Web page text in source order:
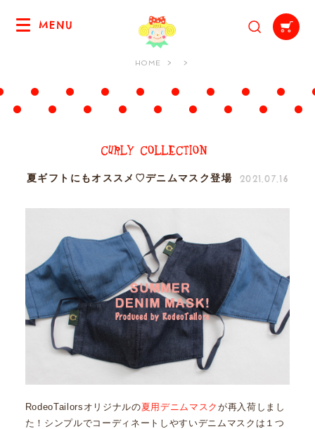
MENU
HOME
夏ギフトにもオススメ♡デニムマスク登場 2021.07.16
RodeoTailorsオリジナルの夏用デニムマスク が再入荷しまし
た！シンプルでコーディネートしやすいデニムマスクは１つ